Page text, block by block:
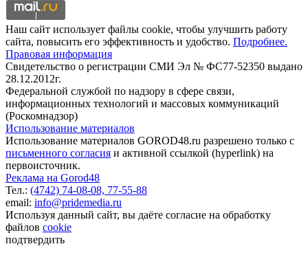
Наш сайт использует файлы cookie, чтобы улучшить работу
сайта, повысить его эффективность и удобство. Подробнее.
Правовая информация
Свидетельство о регистрации СМИ Эл № ФС77-52350 выдано
28.12.2012г.
Федеральной службой по надзору в сфере связи,
информационных технологий и массовых коммуникаций
(Роскомнадзор)
Использование материалов
Использование материалов GOROD48.ru разрешено только с
письменного согласия и активной ссылкой (hyperlink) на
первоисточник.
Реклама на Gorod48
Тел.: (4742) 74-08-08, 77-55-88
email: info@pridemedia.ru
Используя данный сайт, вы даёте согласие на обработку
файлов cookie
подтвердить